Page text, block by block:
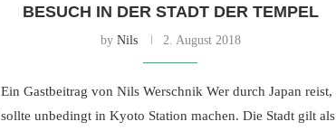
BESUCH IN DER STADT DER TEMPEL
by Nils 2. August 2018
Ein Gastbeitrag von Nils Werschnik Wer durch Japan reist,
sollte unbedingt in Kyoto Station machen. Die Stadt gilt als